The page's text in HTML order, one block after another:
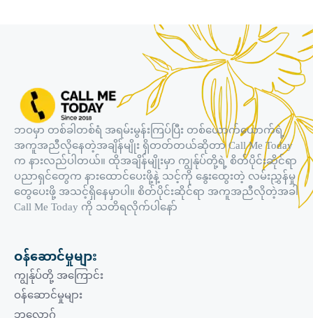
ဘဝမှာ တစ်ခါတစ်ရံ အရမ်းမွန်းကြပ်ပြီး တစ်ယောက်ယောက်ရဲ့
အကူအညီလိုနေတဲ့အချိန်မျိုး ရှိတတ်တယ်ဆိုတာ Call Me Today
က နားလည်ပါတယ်။ ထိုအချိန်မျိုးမှာ ကျွန်ုပ်တို့ရဲ့ စိတ်ပိုင်းဆိုင်ရာ
ပညာရှင်တွေက နားထောင်ပေးဖို့နဲ့ သင့်ကို နွေးထွေးတဲ့ လမ်းညွှန်မှု
တွေပေးဖို့ အသင့်ရှိနေမှာပါ။ စိတ်ပိုင်းဆိုင်ရာ အကူအညီလိုတဲ့အခါ
Call Me Today ကို သတိရလိုက်ပါနော်
ဝန်ဆောင်မှုများ
ကျွန်ုပ်တို့ အကြောင်း
ဝန်ဆောင်မှုများ